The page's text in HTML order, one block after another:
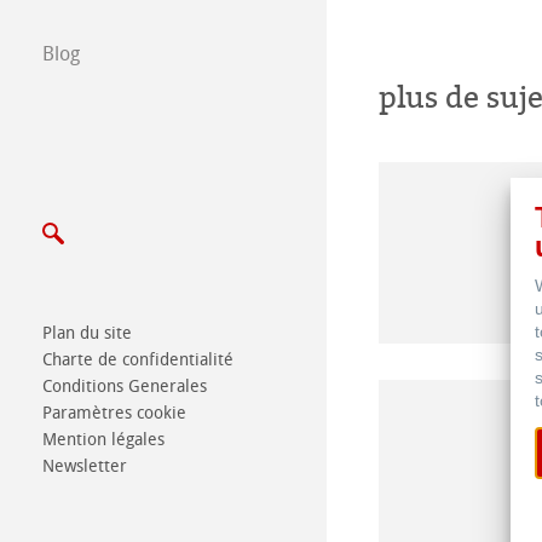
Blog
Plan du site
Charte de confidentialité
Conditions Generales
Paramètres cookie
Mention légales
Newsletter
plus de